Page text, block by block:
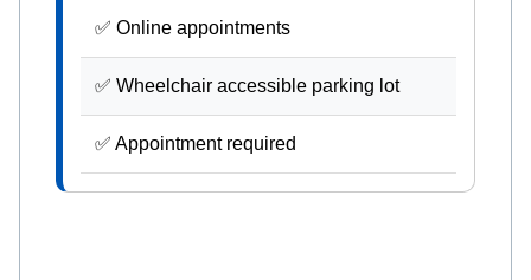
✅ Online appointments
✅ Wheelchair accessible parking lot
✅ Appointment required